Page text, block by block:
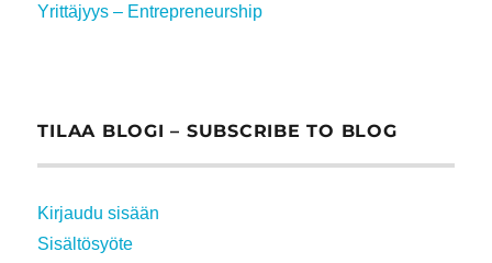
Yrittäjyys – Entrepreneurship
TILAA BLOGI – SUBSCRIBE TO BLOG
Kirjaudu sisään
Sisältösyöte